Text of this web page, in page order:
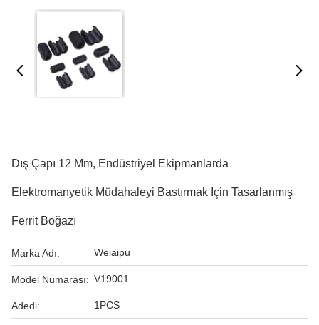
Dış Çapı 12 Mm, Endüstriyel Ekipmanlarda
Elektromanyetik Müdahaleyi Bastırmak Için Tasarlanmış
Ferrit Boğazı
Marka Adı: Weiaipu
Model Numarası: V19001
Adedi: 1PCS